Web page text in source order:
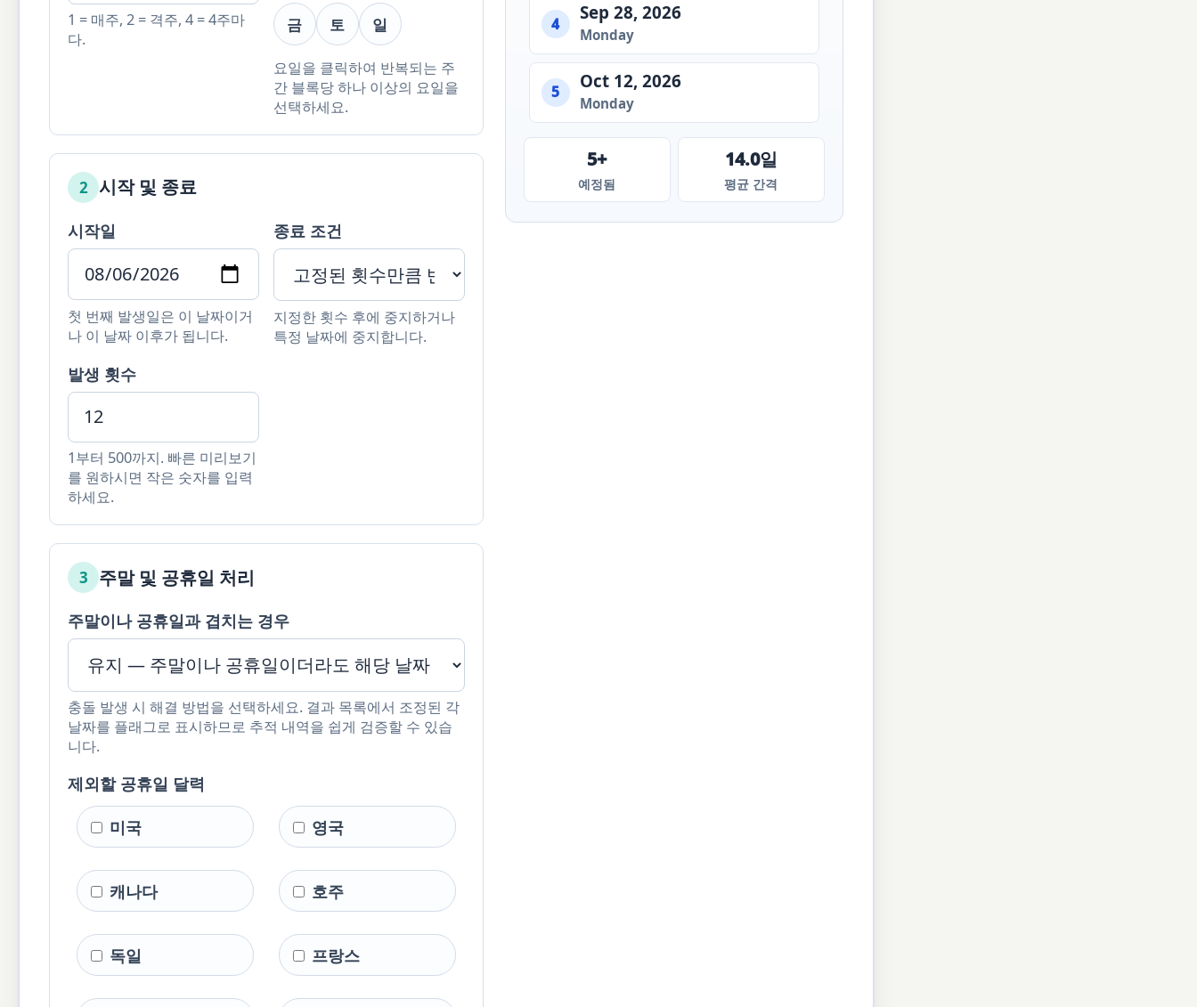
1 = 매주, 2 = 격주, 4 = 4주마
다.
금 토 일
요일을 클릭하여 반복되는 주
간 블록당 하나 이상의 요일을
선택하세요.
2 시작 및 종료
시작일
첫 번째 발생일은 이 날짜이거
나 이 날짜 이후가 됩니다.
종료 조건
지정한 횟수 후에 중지하거나
특정 날짜에 중지합니다.
발생 횟수
1부터 500까지. 빠른 미리보기
를 원하시면 작은 숫자를 입력
하세요.
3 주말 및 공휴일 처리
주말이나 공휴일과 겹치는 경우
충돌 발생 시 해결 방법을 선택하세요. 결과 목록에서 조정된 각
날짜를 플래그로 표시하므로 추적 내역을 쉽게 검증할 수 있습
니다.
제외할 공휴일 달력
미국
영국
캐나다 호주
독일 프랑스
4 Sep 28, 2026
Monday
5 Oct 12, 2026
Monday
5+
예정됨
14.0일
평균 간격